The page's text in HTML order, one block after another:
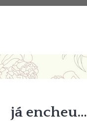
já encheu…